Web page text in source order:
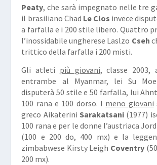
Peaty, che sarà impegnato nelle tre
il brasiliano Chad Le Clos invece
a farfalla e i 200 stile libero. Quattro
l’inossidabile ungherese Laslzo Cseh
trittico della farfalla i 200 misti.
Gli atleti più giovani, classe 2003,
entrambe al Myanmar, lei Su
disputerà 50 stile e 50 farfalla, lui
100 rana e 100 dorso. I meno giovani
greco Aikaterini Sarakatsani (1977)
100 rana e per le donne l’austriaca
(100 e 200 do, 400 mx) e la
zimbabwese Kirsty Leigh Coventry
200 mx).